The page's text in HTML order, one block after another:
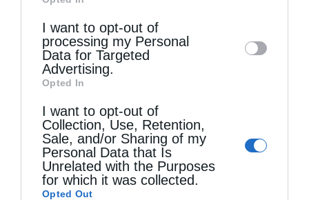
Downstream Participants
disclose it to other third parties.
I want to opt-out of
processing my Personal
Data for Targeted
Advertising.
Opted In
I want to opt-out of
Collection, Use, Retention,
Sale, and/or Sharing of my
Personal Data that Is
Unrelated with the Purposes
for which it was collected.
Opted Out
Πανήγυρη Ιερού Καθεδρικού Ναού
Μεταμορφώσεως του Σωτήρος στο...